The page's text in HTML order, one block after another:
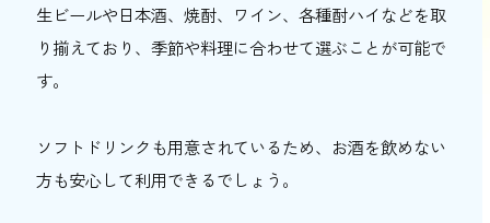
生ビールや日本酒、焼酎、ワイン、各種酎ハイなどを取
り揃えており、季節や料理に合わせて選ぶことが可能で
す。
ソフトドリンクも用意されているため、お酒を飲めない
方も安心して利用できるでしょう。